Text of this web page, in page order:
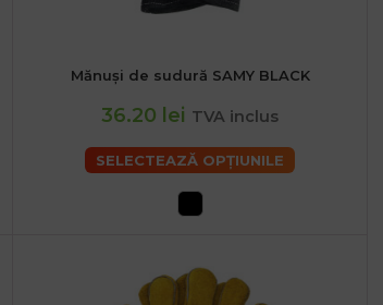
2XL
Mănuși de sudură SAMY BLACK
36.20 lei TVA inclus
SELECTEAZĂ OPȚIUNILE